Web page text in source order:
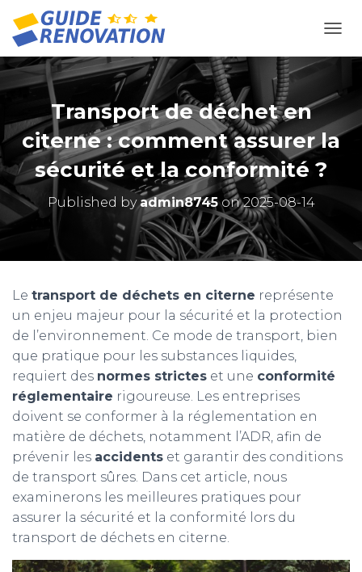
Transport de déchet en
citerne : comment assurer la
sécurité et la conformité ?
Published byadmin8745on2025-08-14
Le transport de déchets en citerne représente
un enjeu majeur pour la sécurité et la protection
de l’environnement. Ce mode de transport, bien
que pratique pour les substances liquides,
requiert des normes strictes et une conformité
réglementaire rigoureuse. Les entreprises
doivent se conformer à la réglementation en
matière de déchets, notamment l’ADR, afin de
prévenir les accidents et garantir des conditions
de transport sûres. Dans cet article, nous
examinerons les meilleures pratiques pour
assurer la sécurité et la conformité lors du
transport de déchets en citerne.